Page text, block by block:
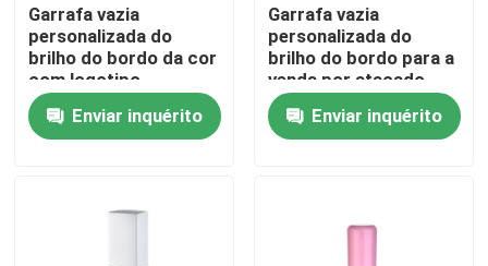
Casa
Garrafa vazia
personalizada do
brilho do bordo da cor
com logotipo
diferente do aplicador
e a de seda da tela
Enviar inquérito
Garrafa vazia
personalizada do
brilho do bordo para a
venda por atacado
Enviar inquérito